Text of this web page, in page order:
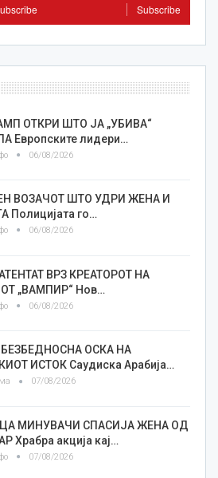
Subscribe
ОТКРИ ШТО ЈА „УБИВА“
Европските лидери…
06/08/2026
ВОЗАЧОТ ШТО УДРИ ЖЕНА И
Полицијата го…
06/08/2026
ВРЗ КРЕАТОРОТ НА
„ВАМПИР“ Нов…
06/08/2026
ОСКА НА
ИСТОК Саудиска Арабија…
07/08/2026
МИНУВАЧИ СПАСИЈА ЖЕНА ОД
Храбра акција кај…
07/08/2026